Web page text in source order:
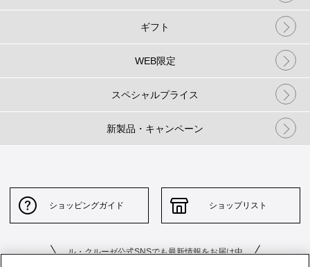
ギフト
WEB限定
スペシャルプライス
新製品・キャンペーン
ショッピングガイド ショップリスト
ル・クルーゼ公式SNSでも最新情報をお届け中